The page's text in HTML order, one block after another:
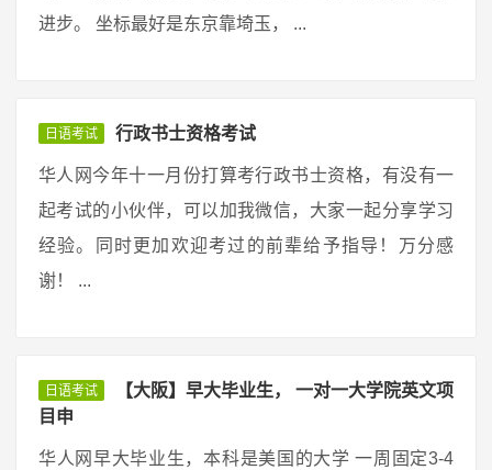
进步。 坐标最好是东京靠埼玉， ...
日语考试 行政书士资格考试
华人网今年十一月份打算考行政书士资格，有没有一
起考试的小伙伴，可以加我微信，大家一起分享学习
经验。同时更加欢迎考过的前辈给予指导！万分感
谢！ ...
日语考试
【大阪】早大毕业生， 一对一大学院英文项
目申
华人网早大毕业生，本科是美国的大学 一周固定3-4